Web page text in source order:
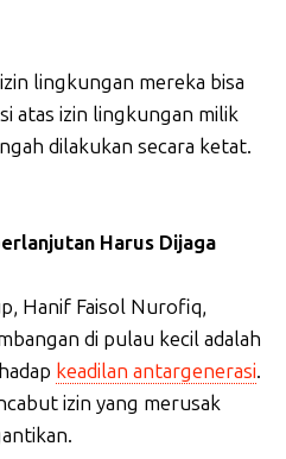
lingkungan mereka bisa
atas izin lingkungan milik
dilakukan secara ketat.
Harus Dijaga
Hanif Faisol Nurofiq,
di pulau kecil adalah
keadilan antargenerasi.
izin yang merusak